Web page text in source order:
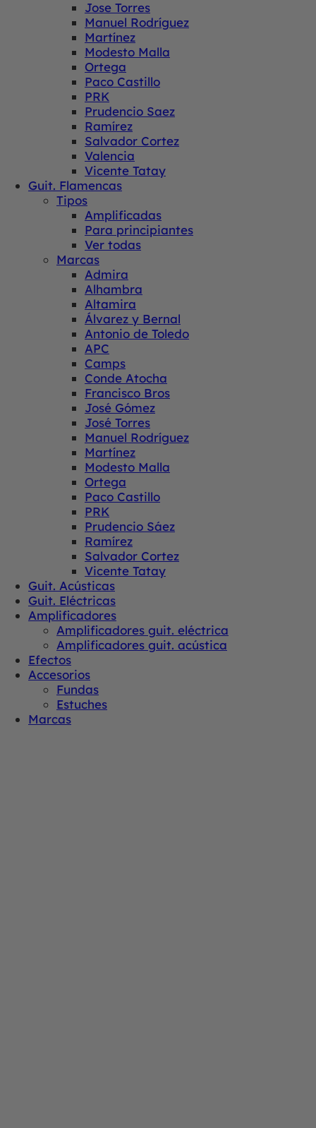
Jose Torres
Manuel Rodríguez
Martínez
Modesto Malla
Ortega
Paco Castillo
PRK
Prudencio Saez
Ramírez
Salvador Cortez
Valencia
Vicente Tatay
Guit. Flamencas
Tipos
Amplificadas
Para principiantes
Ver todas
Marcas
Admira
Alhambra
Altamira
Álvarez y Bernal
Antonio de Toledo
APC
Camps
Conde Atocha
Francisco Bros
José Gómez
José Torres
Manuel Rodríguez
Martínez
Modesto Malla
Ortega
Paco Castillo
PRK
Prudencio Sáez
Ramírez
Salvador Cortez
Vicente Tatay
Guit. Acústicas
Guit. Eléctricas
Amplificadores
Amplificadores guit. eléctrica
Amplificadores guit. acústica
Efectos
Accesorios
Fundas
Estuches
Marcas